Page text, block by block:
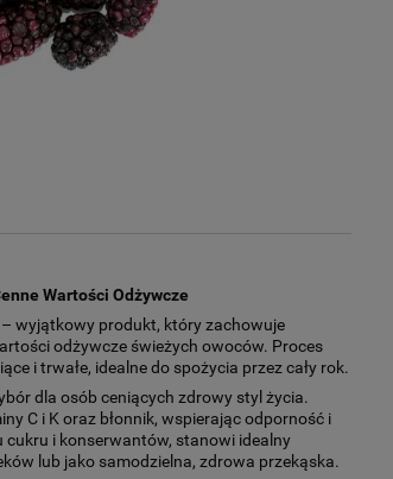
Wartości Odżywcze
wyjątkowy produkt, który zachowuje
odżywcze świeżych owoców. Proces
i trwałe, idealne do spożycia przez cały rok.
dla osób ceniących zdrowy styl życia.
C i K oraz błonnik, wspierając odporność i
i konserwantów, stanowi idealny
lub jako samodzielna, zdrowa przekąska.